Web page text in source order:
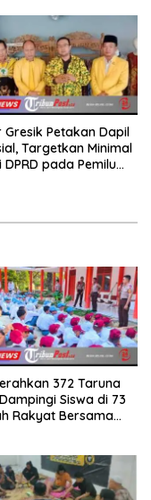
Gresik Petakan Dapil
Targetkan Minimal
DPRD pada Pemilu
372 Taruna
Siswa di 73
Rakyat Bersama